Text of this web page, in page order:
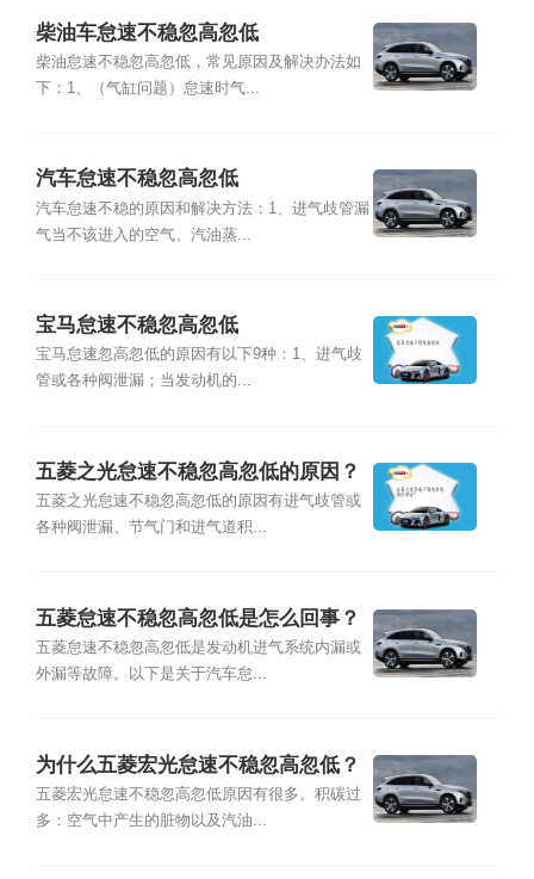
柴油车怠速不稳忽高忽低
柴油怠速不稳忽高忽低，常见原因及解决办法如
下：1、（气缸问题）怠速时气...
汽车怠速不稳忽高忽低
汽车怠速不稳的原因和解决方法：1、进气歧管漏
气当不该进入的空气、汽油蒸...
宝马怠速不稳忽高忽低
宝马怠速忽高忽低的原因有以下9种：1、进气歧
管或各种阀泄漏；当发动机的...
五菱之光怠速不稳忽高忽低的原因？
五菱之光怠速不稳忽高忽低的原因有进气歧管或
各种阀泄漏、节气门和进气道积...
五菱怠速不稳忽高忽低是怎么回事？
五菱怠速不稳忽高忽低是发动机进气系统内漏或
外漏等故障。以下是关于汽车怠...
为什么五菱宏光怠速不稳忽高忽低？
五菱宏光怠速不稳忽高忽低原因有很多。积碳过
多：空气中产生的脏物以及汽油...